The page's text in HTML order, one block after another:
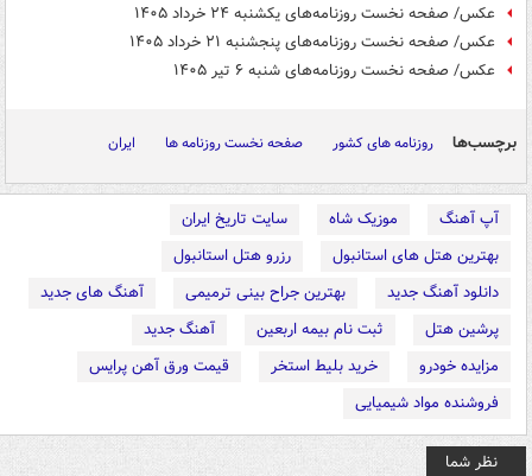
عکس/ صفحه نخست روزنامه‌های یکشنبه ۲۴ خرداد ۱۴۰۵
عکس/ صفحه نخست روزنامه‌های پنجشنبه ۲۱ خرداد ۱۴۰۵
عکس/ صفحه نخست روزنامه‌های ‌شنبه ۶ تیر ۱۴۰۵
برچسب‌ها روزنامه های کشور صفحه نخست روزنامه ها ایران
آپ آهنگ موزیک شاه
سایت تاریخ ایران
بهترین هتل های استانبول
رزرو هتل استانبول
دانلود آهنگ جدید
بهترین جراح بینی ترمیمی
آهنگ های جدید
پرشین هتل
ثبت نام بیمه اربعین
آهنگ جدید
مزایده خودرو
خرید بلیط استخر
قیمت ورق آهن پرایس
فروشنده مواد شیمیایی
نظر شما